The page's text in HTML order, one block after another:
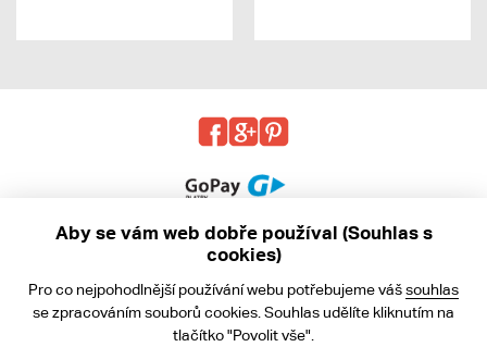
Obchodní podmínky
Ochrana osobních údajů
Aby se vám web dobře používal (Souhlas s
cookies)
Pro co nejpohodlnější používání webu potřebujeme vášsouhlas
se zpracováním souborů cookies. Souhlas udělíte kliknutím na
tlačítko "Povolit vše".